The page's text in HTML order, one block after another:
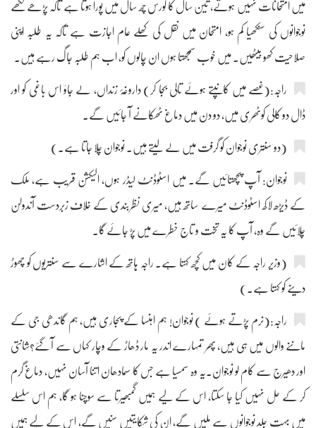
میں امتحانات نہیں ہوتے، تین سال کا کورس چھ سال میں پورا ہوتا ہے تاکہ پڑھے لکھے
نوجوانوں کی سنکھیا کم ہو، امتحان میں نقل کی کھلے عام اجازت ہے تاکہ یہ طلبہ اپنی
صلاحیت کھو بیٹھیں۔ میں خوب سمجھتا ہوں ان چالوں کو، اب ہم طلبہ جاگ رہے ہیں۔
راجہ:(غصے میں کانپتے ہوئے تالی بجا کر) داروغۂ زنداں، لے جاؤ اس باغی کو اور
ڈال دو کالی کوٹھری میں، دو دن میں دماغ ٹھکانے آ جائیں گے۔
(دو سنتری نوجوان کو گرفت میں لے لیتے ہیں۔ نوجوان چلا جاتا ہے۔)
نوجوان: آپ پچھتائیں گے۔ میں اسٹوڈنٹ لیڈر ہوں، الیکشن قریب ہے، ملک
کے ڈیڑھ لاکھ اسٹوڈنٹ میرے ساتھ ہیں، میری نظربندی کے خلاف زبردست آندولن
چلائیں گے وہ، آپ کا یہ تخت و تاج خطرے میں پڑ جائے گا۔
(وزیر راجہ کے کان میں کچھ کہتا ہے۔ راجہ ہاتھ کے اشارے سے سنتریوں کو چھوڑ
دینے کو کہتا ہے۔)
راجہ:(نرم پڑتے ہوئے ) نوجوان! ہم اہنسا کے پجاری ہیں، ہم گاندھی جی کے
ماننے والوں میں ہی ہیں، پھر تمہارے اندر یہ مار ڈھاڑ کے وچار کہاں سے آ گئے؟شانتی
اور دھیرج سے کام لو نوجوان۔یہ وہ سمسیا ہے جس کا سمادھان اتنا آسان نہیں، دماغ گرم
کر کے حل نہیں کیا جا سکتا، اس کے لیے ہمیں گمبھیرتا سے سوچنا ہو گا، ہم اس سلسلے
میں بہت جلد نوجوانوں سے ملیں گے، ان کی شکایتیں سنیں گے، اس کے لیے ہمیں